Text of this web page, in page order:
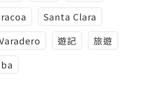
Santa Clara
遊記
旅遊